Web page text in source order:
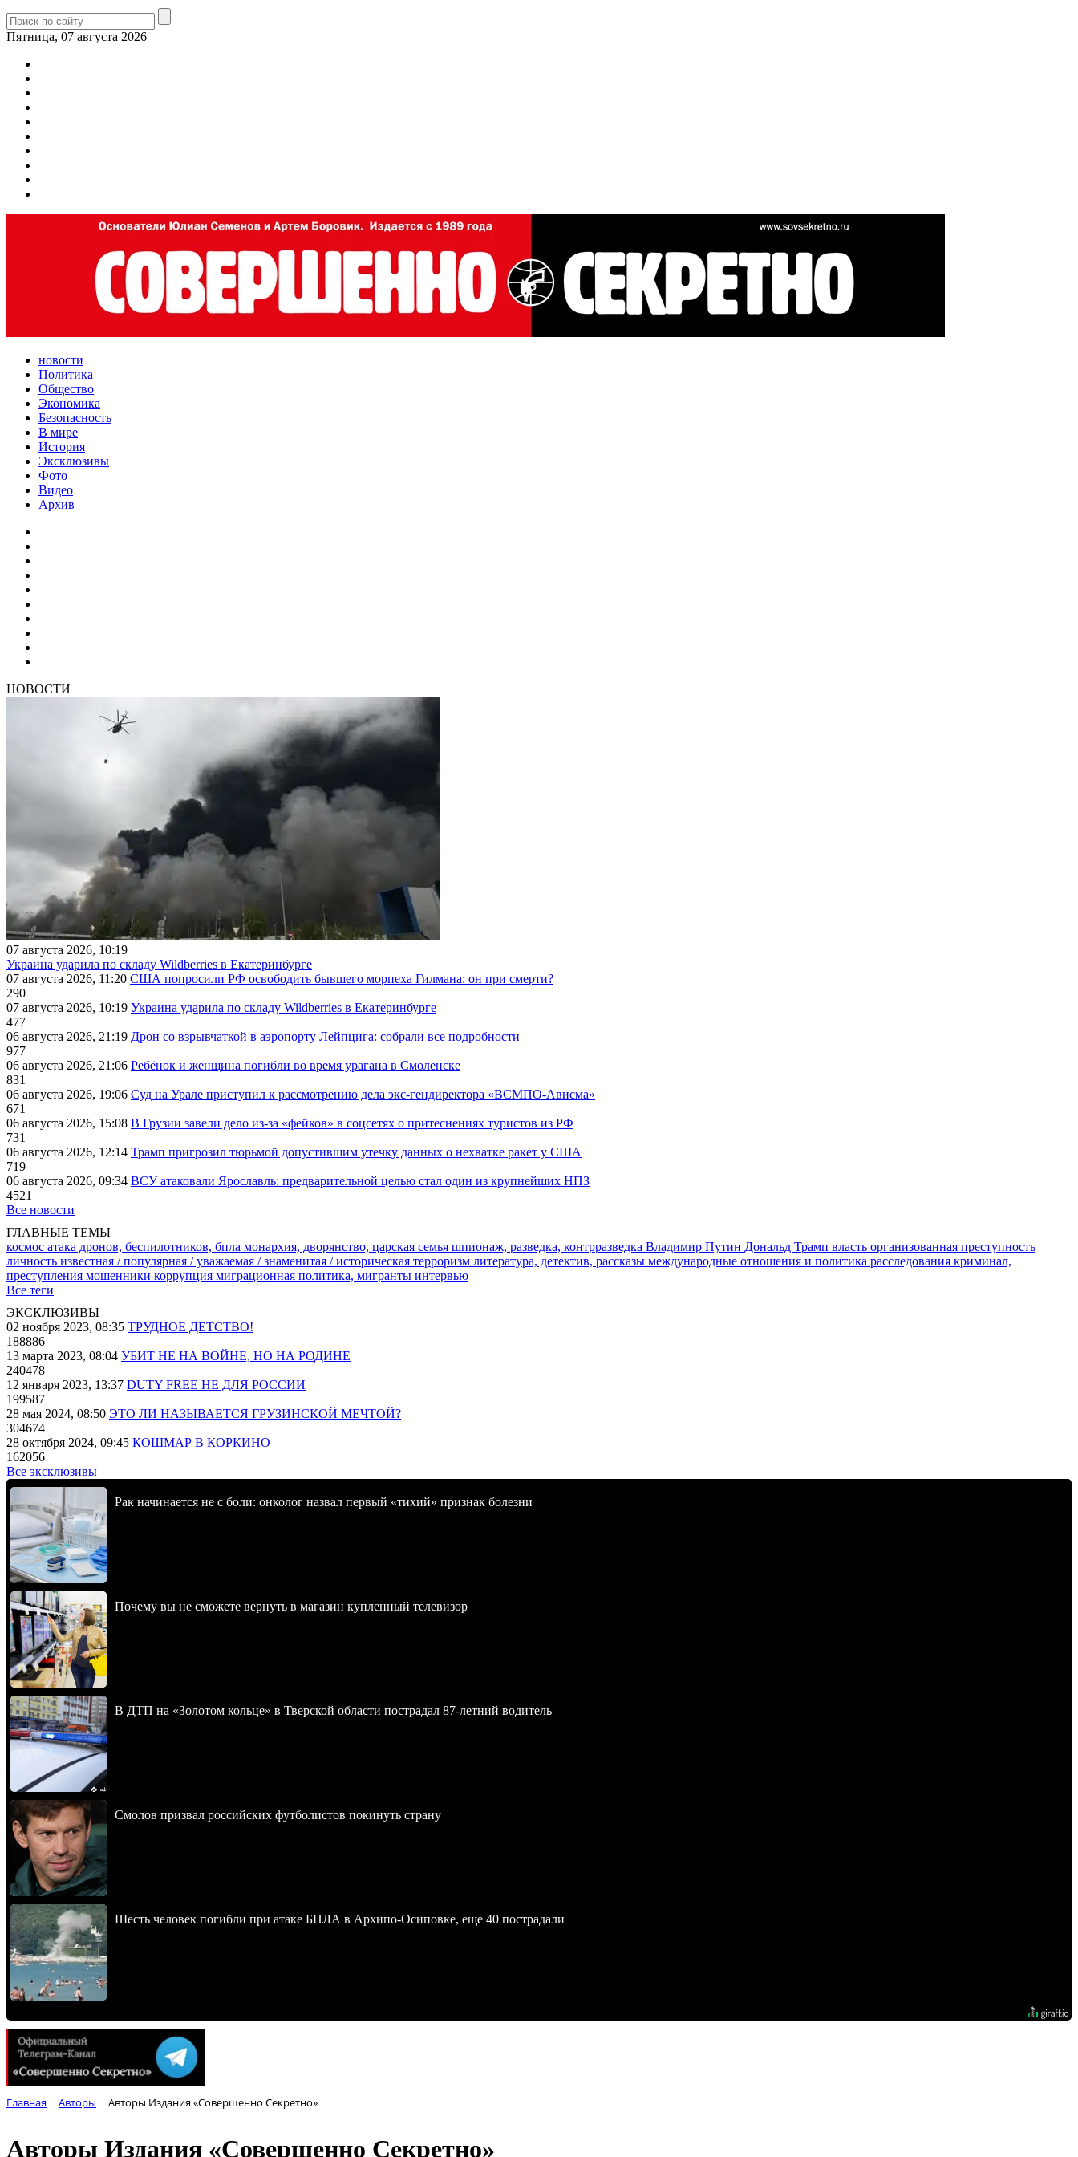
Пятница, 07 августа 2026
новости
Политика
Общество
Экономика
Безопасность
В мире
История
Эксклюзивы
Фото
Видео
Архив
НОВОСТИ
07 августа 2026, 10:19
Украина ударила по складу Wildberries в Екатеринбурге
07 августа 2026, 11:20 США попросили РФ освободить бывшего морпеха Гилмана: он при смерти?
290
07 августа 2026, 10:19 Украина ударила по складу Wildberries в Екатеринбурге
477
06 августа 2026, 21:19 Дрон со взрывчаткой в аэропорту Лейпцига: собрали все подробности
977
06 августа 2026, 21:06 Ребёнок и женщина погибли во время урагана в Смоленске
831
06 августа 2026, 19:06 Суд на Урале приступил к рассмотрению дела экс-гендиректора «ВСМПО-Ависма»
671
06 августа 2026, 15:08 В Грузии завели дело из-за «фейков» в соцсетях о притеснениях туристов из РФ
731
06 августа 2026, 12:14 Трамп пригрозил тюрьмой допустившим утечку данных о нехватке ракет у США
719
06 августа 2026, 09:34 ВСУ атаковали Ярославль: предварительной целью стал один из крупнейших НПЗ
4521
Все новости
ГЛАВНЫЕ ТЕМЫ
космос атака дронов, беспилотников, бпла монархия, дворянство, царская семья шпионаж, разведка, контрразведка Владимир Путин Дональд Трамп власть организованная преступность
личность известная / популярная / уважаемая / знаменитая / историческая терроризм литература, детектив, рассказы международные отношения и политика расследования криминал,
преступления мошенники коррупция миграционная политика, мигранты интервью
Все теги
ЭКСКЛЮЗИВЫ
02 ноября 2023, 08:35 ТРУДНОЕ ДЕТСТВО!
188886
13 марта 2023, 08:04 УБИТ НЕ НА ВОЙНЕ, НО НА РОДИНЕ
240478
12 января 2023, 13:37 DUTY FREE НЕ ДЛЯ РОССИИ
199587
28 мая 2024, 08:50 ЭТО ЛИ НАЗЫВАЕТСЯ ГРУЗИНСКОЙ МЕЧТОЙ?
304674
28 октября 2024, 09:45 КОШМАР В КОРКИНО
162056
Все эксклюзивы
Рак начинается не с боли: онколог назвал первый «тихий» признак болезни
Почему вы не сможете вернуть в магазин купленный телевизор
В ДТП на «Золотом кольце» в Тверской области пострадал 87-летний водитель
Смолов призвал российских футболистов покинуть страну
Шесть человек погибли при атаке БПЛА в Архипо-Осиповке, еще 40 пострадали
Главная Авторы Авторы Издания «Совершенно Секретно»
Авторы Издания «Совершенно Секретно»